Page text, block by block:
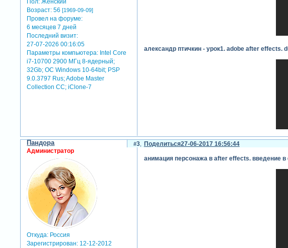
при создании анимации персонажей, особенно
motion bro:
инструменты, которые могут быть применены к
Пол: Женский
Возраст: 56[1969-09-09]
Провел на форуме:
6 месяцев 7 дней
Последний визит:
27-07-2026 00:16:05
Параметры компьютера: Intel Core
i7-10700 2900 МГц 8-ядерный;
32Gb; ОС Windows 10-64bit; PSP
9.0.3797 Rus; Adobe Master
Collection СС; iClone-7
александр птичкин - урок1. adobe after effects.
Поделиться
3 27-06-2017 16:56:44
Пандора
Администратор
Откуда: Россия
Зарегистрирован: 12-12-2012
анимация персонажа в after effects. введение в